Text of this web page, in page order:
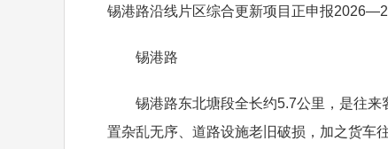
锡港路沿线片区综合更新项目正申报
锡港路
锡港路东北塘段全长约5.7公里，是往来客
置杂乱无序、道路设施老旧破损，加之货车